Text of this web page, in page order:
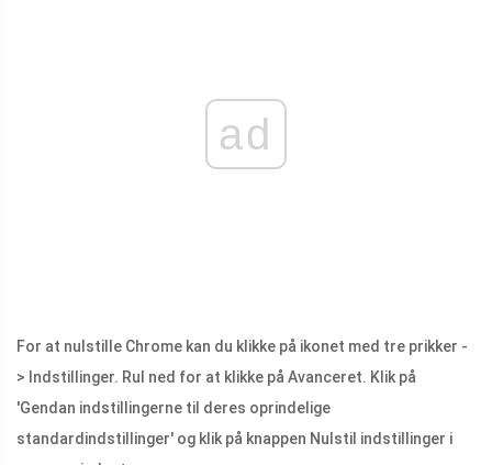
ad
For at nulstille Chrome kan du klikke på ikonet med tre prikker -
> Indstillinger. Rul ned for at klikke på Avanceret. Klik på
'Gendan indstillingerne til deres oprindelige
standardindstillinger' og klik på knappen Nulstil indstillinger i